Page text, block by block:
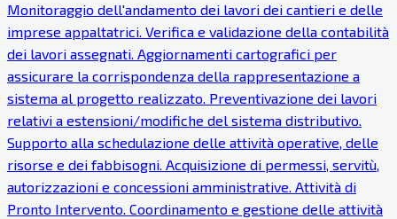
Monitoraggio dell'andamento dei lavori dei cantieri e delle
imprese appaltatrici. Verifica e validazione della contabilità
dei lavori assegnati. Aggiornamenti cartografici per
assicurare la corrispondenza della rappresentazione a
sistema al progetto realizzato. Preventivazione dei lavori
relativi a estensioni/modifiche del sistema distributivo.
Supporto alla schedulazione delle attività operative, delle
risorse e dei fabbisogni. Acquisizione di permessi, servitù,
autorizzazioni e concessioni amministrative. Attività di
Pronto Intervento. Coordinamento e gestione delle attività